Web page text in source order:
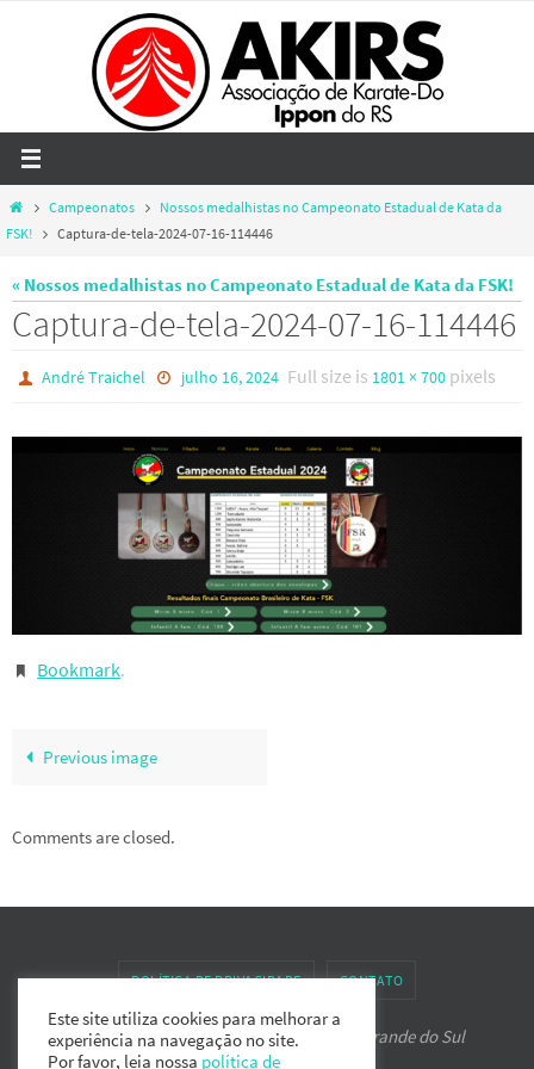
HomeCampeonatos
Nossos medalhistas no Campeonato Estadual de Kata da
FSK!
Captura-de-tela-2024-07-16-114446
« Nossos medalhistas no Campeonato Estadual de Kata da FSK!
Captura-de-tela-2024-07-16-114446
André Traichel julho 16, 2024 Full size is 1801 × 700pixels
Bookmark.
Previous image
Comments are closed.
POLÍTICA DE PRIVACIDADE CONTATO
Associação de Karate-do IPPON do Rio Grande do Sul
Este site utiliza cookies para melhorar a
experiência na navegação no site.
Por favor, leia nossa política de